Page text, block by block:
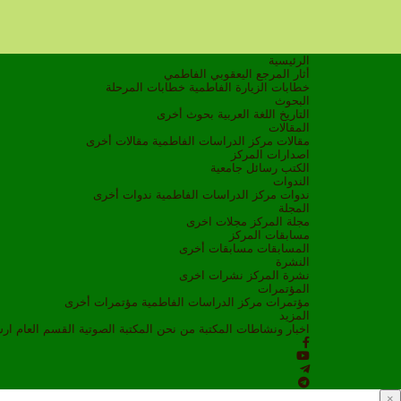
الرئيسية
أثار المرجع اليعقوبي الفاطمي
خطابات الزيارة الفاطمية خطابات المرحلة
البحوث
التاريخ
اللغة العربية بحوث أخرى
المقالات
مقالات مركز الدراسات الفاطمية مقالات أخرى
اصدارات المركز
الكتب رسائل جامعية
الندوات
ندوات مركز الدراسات الفاطمية ندوات أخرى
المجلة
مجلة المركز مجلات اخرى
مسابقات المركز
المسابقات مسابقات أخرى
النشرة
نشرة المركز نشرات اخرى
المؤتمرات
مؤتمرات مركز الدراسات الفاطمية مؤتمرات أخرى
المزيد
اخبار ونشاطات
المكتبة من نحن المكتبة الصوتية القسم العام